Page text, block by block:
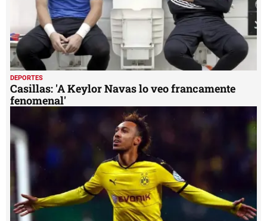
DEPORTES
Casillas: 'A Keylor Navas lo veo francamente
fenomenal'